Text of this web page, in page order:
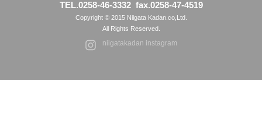
TEL.0258-46-3332fax.0258-47-4519
Copyright © 2015 Niigata Kadan.co,Ltd.
All Rights Reserved.
niigatakadan instagram